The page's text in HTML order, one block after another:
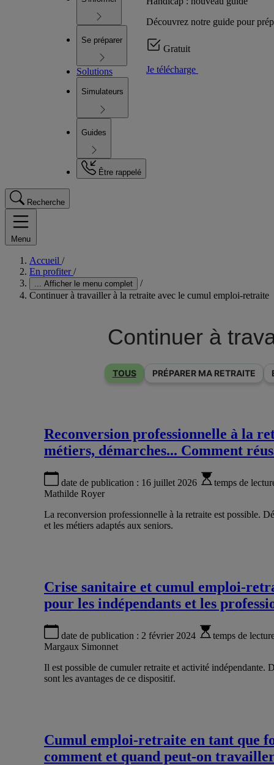
Se préparer
Solutions
Simulateurs
Guides
Être rappelé
Découvrez notre guide pour
Gratuit
Je télécharge
Recherche
Menu
Accueil /
En profiter/
... Afficher le menu complet
/
Continuer à travailler à la retraite avec le cumul emploi-retraite
Continuer à
TOUS PRÉPARER MA RETRAITE
Reconversion professionnelle à la
métiers, démarches... Comment
date de publication : 16 juillet 2026 temps de
Mathilde Royer
La reconversion professionnelle à la retraite est possible.
et les métiers adaptés aux seniors.
Crise sanitaire et cumul emploi-
pour les indépendants et les
date de publication : 2 février 2024 temps de
Margaux Simonnet
Il est possible de cumuler retraite et activité indépendante.
sont les avantages de ce dispositif.
Cumul emploi-retraite en tant que
comment et quand peut-on